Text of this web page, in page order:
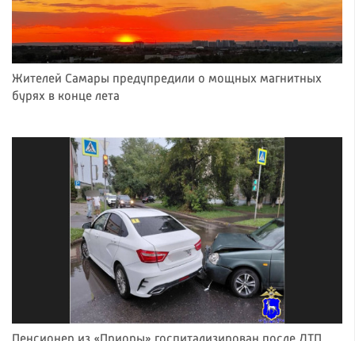
Жителей Самары предупредили о мощных магнитных
бурях в конце лета